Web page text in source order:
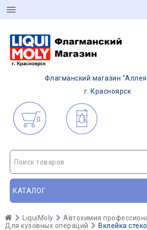
Флагманский магазин "Аллея
г. Красноярск
0
Поиск товаров
КАТАЛОГ
LiquiMoly
Автохимия
Для кузовных операций
Вклейка